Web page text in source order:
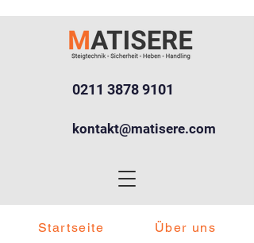
0211 3878 9101
kontakt@matisere.com
Startseite Über uns